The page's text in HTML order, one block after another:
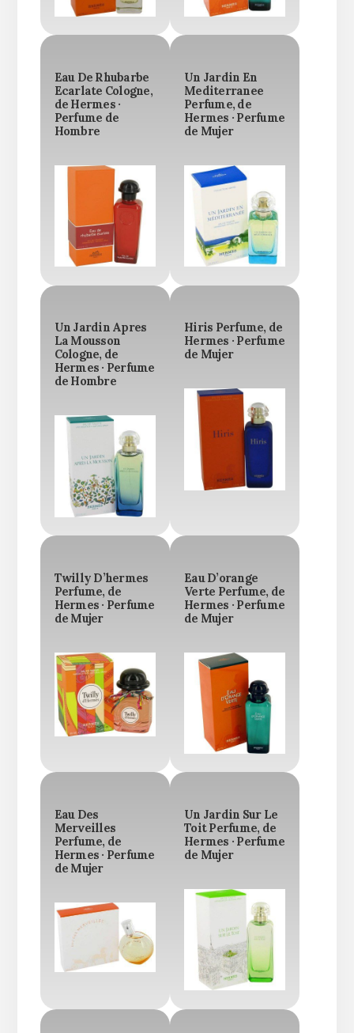
Eau De Rhubarbe
Ecarlate Cologne,
de Hermes ·
Perfume de
Hombre
Un Jardin En
Mediterranee
Perfume, de
Hermes · Perfume
de Mujer
Un Jardin Apres
La Mousson
Cologne, de
Hermes · Perfume
de Hombre
Hiris Perfume, de
Hermes · Perfume
de Mujer
Twilly D’hermes
Perfume, de
Hermes · Perfume
de Mujer
Eau D’orange
Verte Perfume, de
Hermes · Perfume
de Mujer
Eau Des
Merveilles
Perfume, de
Hermes · Perfume
de Mujer
Un Jardin Sur Le
Toit Perfume, de
Hermes · Perfume
de Mujer